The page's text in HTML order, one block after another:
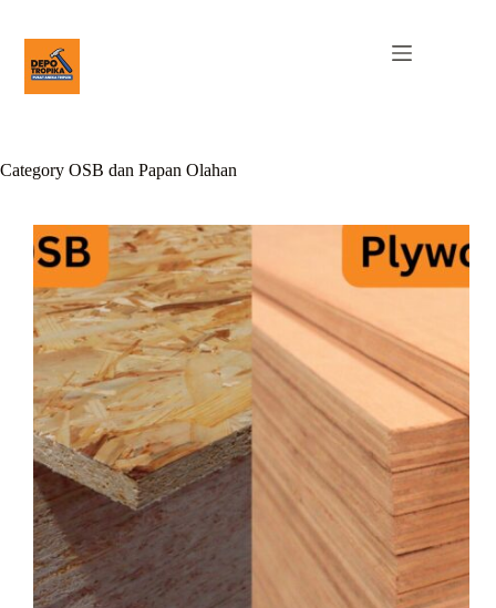
Category OSB dan Papan Olahan